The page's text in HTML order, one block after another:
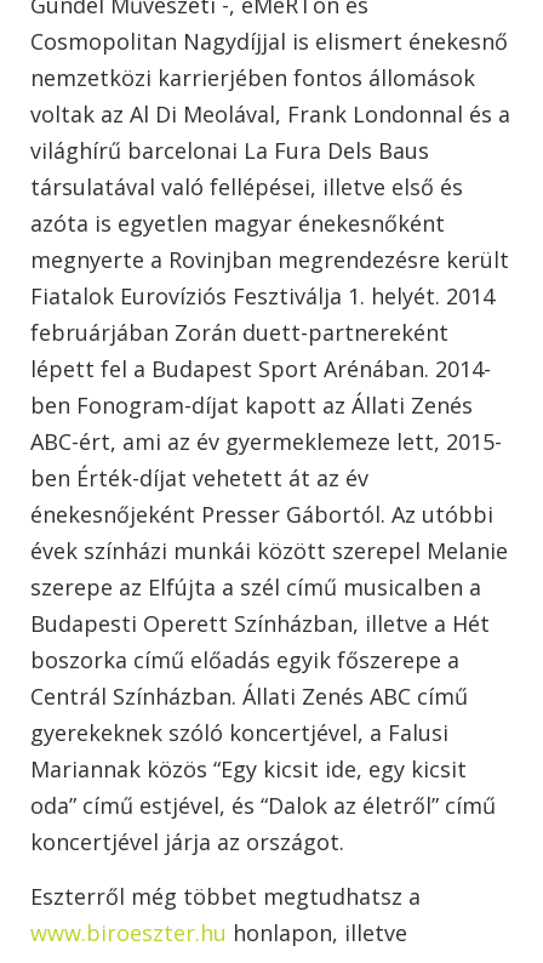
Cosmopolitan Nagydíjjal is elismert énekesnő
nemzetközi karrierjében fontos állomások
voltak az Al Di Meolával, Frank Londonnal és a
világhírű barcelonai La Fura Dels Baus
társulatával való fellépései, illetve első és
azóta is egyetlen magyar énekesnőként
megnyerte a Rovinjban megrendezésre került
Fiatalok Eurovíziós Fesztiválja 1. helyét. 2014
februárjában Zorán duett-partnereként
lépett fel a Budapest Sport Arénában. 2014-
ben Fonogram-díjat kapott az Állati Zenés
ABC-ért, ami az év gyermeklemeze lett, 2015-
ben Érték-díjat vehetett át az év
énekesnőjeként Presser Gábortól. Az utóbbi
évek színházi munkái között szerepel Melanie
szerepe az Elfújta a szél című musicalben a
Budapesti Operett Színházban, illetve a Hét
boszorka című előadás egyik főszerepe a
Centrál Színházban. Állati Zenés ABC című
gyerekeknek szóló koncertjével, a Falusi
Mariannak közös “Egy kicsit ide, egy kicsit
oda” című estjével, és “Dalok az életről” című
koncertjével járja az országot.
Eszterről még többet megtudhatsz a
www.biroeszter.hu honlapon, illetve